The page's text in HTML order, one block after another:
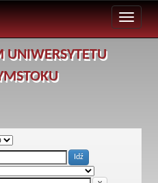
UNIWERSYTETU